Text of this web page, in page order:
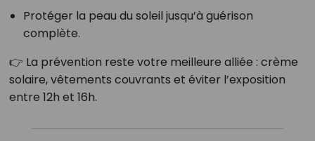
Protéger la peau du soleil jusqu’à guérison
complète.
👉 La prévention reste votre meilleure alliée : crème
solaire, vêtements couvrants et éviter l’exposition
entre 12h et 16h.